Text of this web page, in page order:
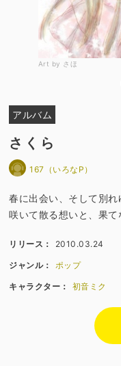
Art by さほ
アルバム
さくら
167（いろなP）
春に出会い、そして別れ
咲いて散る想いと、果て
リリース： 2010.03.24
ジャンル： ポップ
キャラクター： 初音ミク